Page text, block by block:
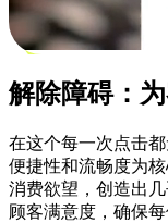
解除障碍：
在这个每一次点击
便捷性和流畅度为
消费欲望，创造出
顾客满意度，确保